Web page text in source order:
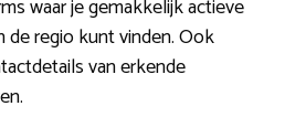
waar je gemakkelijk actieve
regio kunt vinden. Ook
van erkende